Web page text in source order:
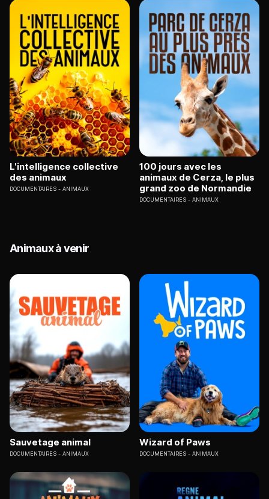
L'intelligence collective
des animaux
DOCUMENTAIRES ANIMAUX
100 jours avec les
animaux de Cerza, le plus
grand zoo de Normandie
DOCUMENTAIRES ANIMAUX
Animaux à venir
Sauvetage animal
DOCUMENTAIRES ANIMAUX
Wizard of Paws
DOCUMENTAIRES ANIMAUX